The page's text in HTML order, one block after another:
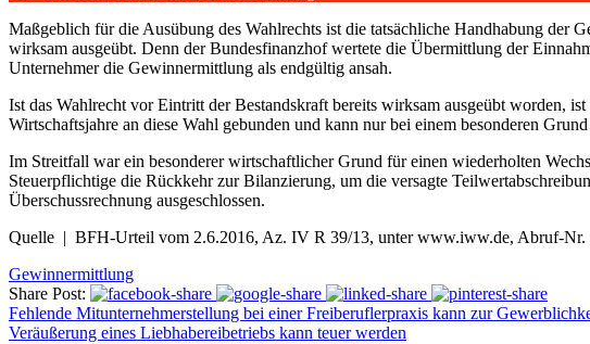
Maßgeblich für die Ausübung des Wahlrechts ist die tatsächliche Handhabung der
wirksam ausgeübt. Denn der Bundesfinanzhof wertete die Übermittlung der
Unternehmer die Gewinnermittlung als endgültig ansah.
Ist das Wahlrecht vor Eintritt der Bestandskraft bereits wirksam ausgeübt worden,
Wirtschaftsjahre an diese Wahl gebunden und kann nur bei einem besonderen
Im Streitfall war ein besonderer wirtschaftlicher Grund für einen wiederholten
Steuerpflichtige die Rückkehr zur Bilanzierung, um die versagte
Überschussrechnung ausgeschlossen.
Quelle | BFH-Urteil vom 2.6.2016, Az. IV R 39/13, unter www.iww.de, Abruf-Nr.
Gewinnermittlung
Share Post:
Fehlende Mitunternehmerstellung bei einer Freiberuflerpraxis kann zur
Veräußerung eines Liebhabereibetriebs kann teuer werden